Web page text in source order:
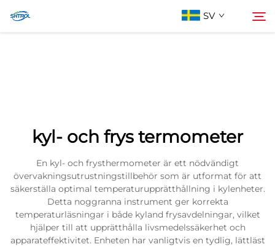
SV
Kontakta oss
kyl- och frys termometer
En kyl- och frysthermometer är ett nödvändigt
övervakningsutrustningstillbehör som är utformat för att
säkerställa optimal temperaturupprätthållning i kylenheter.
Detta noggranna instrument ger korrekta
temperaturläsningar i både kyland frysavdelningar, vilket
hjälper till att upprätthålla livsmedelssäkerhet och
apparateffektivitet. Enheten har vanligtvis en tydlig, lättläst